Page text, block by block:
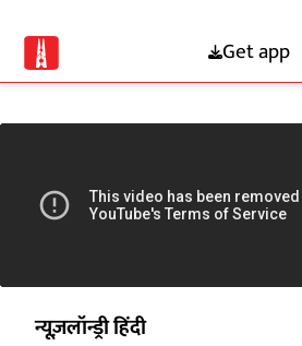
Get app
न्यूज़लॉन्ड्री हिंदी